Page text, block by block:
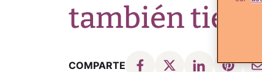
también tiene
COMPARTE